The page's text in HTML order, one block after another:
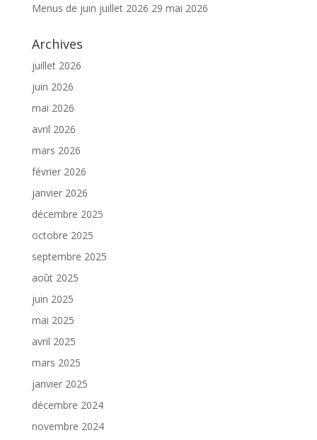
Menus de juin juillet 2026 29 mai 2026
Archives
juillet 2026
juin 2026
mai 2026
avril 2026
mars 2026
février 2026
janvier 2026
décembre 2025
octobre 2025
septembre 2025
août 2025
juin 2025
mai 2025
avril 2025
mars 2025
janvier 2025
décembre 2024
novembre 2024